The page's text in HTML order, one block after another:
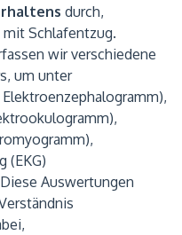
durch,
Schlafentzug.
wir verschiedene
um unter
(EKG)
Auswertungen